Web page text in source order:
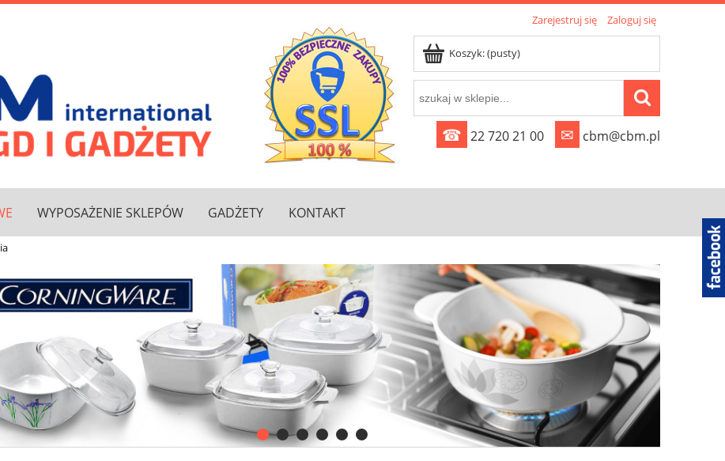
Zarejestruj się Zaloguj się
Koszyk:(pusty)
☎ 22 720 21 00 ✉ cbm@cbm.pl
WYPOSAŻENIE SKLEPÓW GADŻETY
KONTAKT